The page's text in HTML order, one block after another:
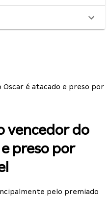
é atacado e preso por
vencedor do
preso por
pelo premiado